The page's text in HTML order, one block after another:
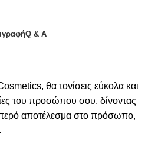
Q & A
θα τονίσεις εύκολα και
του προσώπου σου, δίνοντας
αποτέλεσμα στο πρόσωπο,